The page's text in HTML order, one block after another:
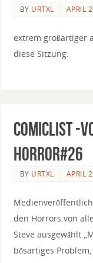
BY URTXL APRIL
extrem großartiger
diese Sitzung:
Comiclist -
Horror#26
BY URTXL APRIL
den Horrors von
Steve ausgewählt
bösartiges